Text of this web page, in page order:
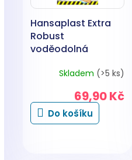
Hansaplast Extra
Robust
voděodolná
Skladem (>5 ks)
69,90 Kč
Do košíku